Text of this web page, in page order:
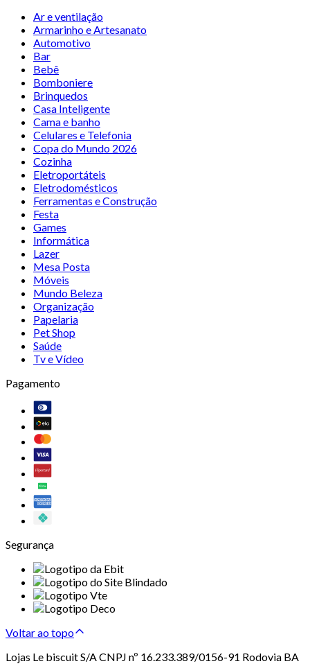
Ar e ventilação
Armarinho e Artesanato
Automotivo
Bar
Bebê
Bomboniere
Brinquedos
Casa Inteligente
Cama e banho
Celulares e Telefonia
Copa do Mundo 2026
Cozinha
Eletroportáteis
Eletrodomésticos
Ferramentas e Construção
Festa
Games
Informática
Lazer
Mesa Posta
Móveis
Mundo Beleza
Organização
Papelaria
Pet Shop
Saúde
Tv e Vídeo
Pagamento
Segurança
Voltar ao topo
Lojas Le biscuit S/A CNPJ nº 16.233.389/0156-91 Rodovia BA